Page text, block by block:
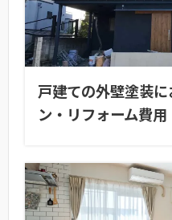
戸建ての外壁塗装
ン・リフォーム費